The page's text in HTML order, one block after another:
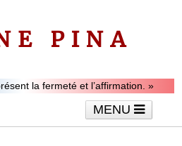
PINA
la fermeté et l’affirmation. »
MENU